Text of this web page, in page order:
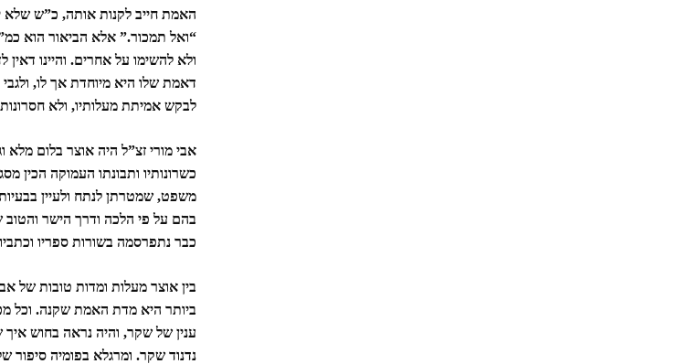
האמת חייב לקנות אותה, כ”ש שלא
“ואל תמכור.” אלא הביאור הוא
ולא להשימו על אחרים. והיינו
דאמת שלו היא מיוחדת אך לו,
לבקש אמיתת מעלותיו, ולא
אבי מורי זצ”ל היה אוצר בלום מלא
כשרונותיו ותבונתו העמוקה הכין
משפט, שמטרתן לנתח ולעיין
בהם על פי הלכה ודרך הישר והטוב
כבר נתפרסמה בשורות ספריו
בין אוצר מעלות ומדות טובות של
ביותר היא מדת האמת שקנה. וכל
ענין של שקר, והיה נראה בחוש איך
נדנוד שקר. ומרגלא בפומיה